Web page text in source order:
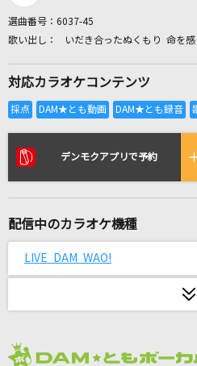
全国り
リアルタイムで歌わ
夏の日の1993
眠り姫
選曲番号： 6037-45
いだき合ったぬくもり 命を感
対応カラオケコンテンツ
デンモクアプリで予約
配信中のカラオケ機種
LIVE DAM WAO!